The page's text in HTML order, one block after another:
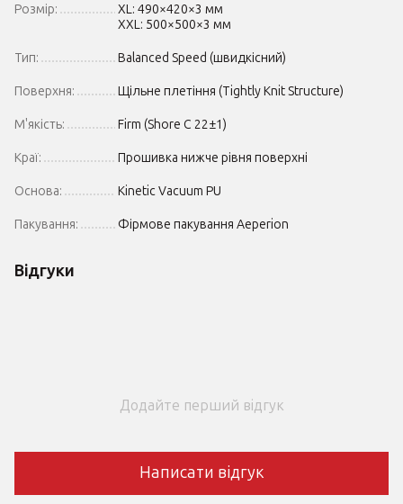
Розмір:
XL: 490×420×3 мм
XXL: 500×500×3 мм
Тип: Balanced Speed (швидкісний)
Поверхня: Щільне плетіння (Tightly Knit Structure)
М'якість: Firm (Shore C 22±1)
Краї: Прошивка нижче рівня поверхні
Основа: Kinetic Vacuum PU
Пакування: Фірмове пакування Aeperion
Відгуки
Додайте перший відгук
Написати відгук